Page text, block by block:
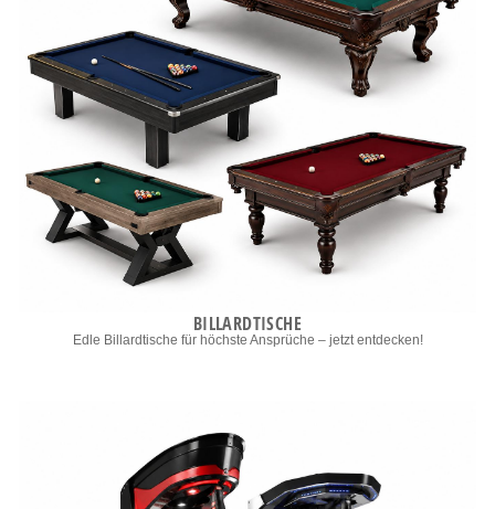
BILLARDTISCHE
Edle Billardtische für höchste Ansprüche – jetzt entdecken!